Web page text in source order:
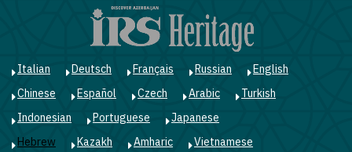
English
Russian
Français
Deutsch
Italian
Turkish
Arabic
Czech
Español
Chinese
Japanese
Portuguese
Indonesian
Vietnamese
Amharic
Kazakh
Hebrew